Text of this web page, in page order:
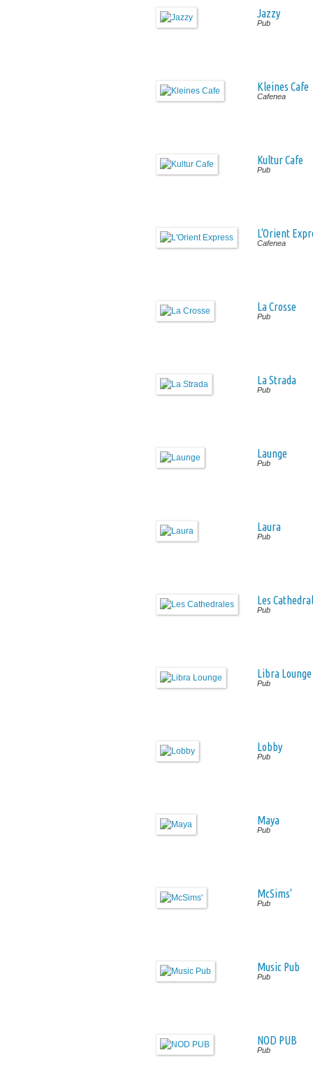
Jazzy
Pub
Kleines Cafe
Cafenea
Kultur Cafe
Pub
L'Orient
Cafenea
La Crosse
Pub
La Strada
Pub
Launge
Pub
Laura
Pub
Les
Pub
Libra Lounge
Pub
Lobby
Pub
Maya
Pub
McSims'
Pub
Music Pub
Pub
NOD PUB
Pub